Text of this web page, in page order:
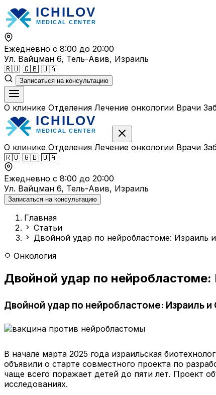
Перейти
к
содержимому
Ежедневно с 8:00 до 20:00
Ул. Вайцман 6, Тель-Авив, Израиль
🇷🇺 🇬🇧 🇺🇦
Записаться на консультацию
О клинике Отделения Лечение онкологии Врачи
О клинике Отделения Лечение онкологии Врачи
🇷🇺 🇬🇧 🇺🇦
Ежедневно с 8:00 до 20:00
Ул. Вайцман 6, Тель-Авив, Израиль
Записаться на консультацию
Главная
Статьи
Двойной удар по нейробластоме: Израиль
Онкология
Двойной удар по
Двойной удар по нейробластоме: Израиль
В начале марта 2025 года израильская
объявили о старте совместного проекта по
чаще всего поражает детей до пяти лет. Проект
исследованиях.